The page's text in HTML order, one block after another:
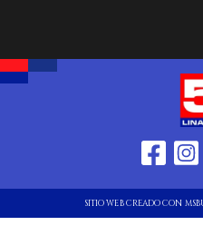
SITIO WEB CREADO CON